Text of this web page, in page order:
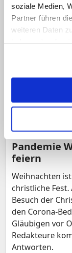
soziale Medien,
Partner führen
weiteren Daten
Moment der
Pro und
Pandemie
feiern
Weihnachten
christliche
Besuch der
den Corona-
Gläubigen vor
Redakteure
Antworten.